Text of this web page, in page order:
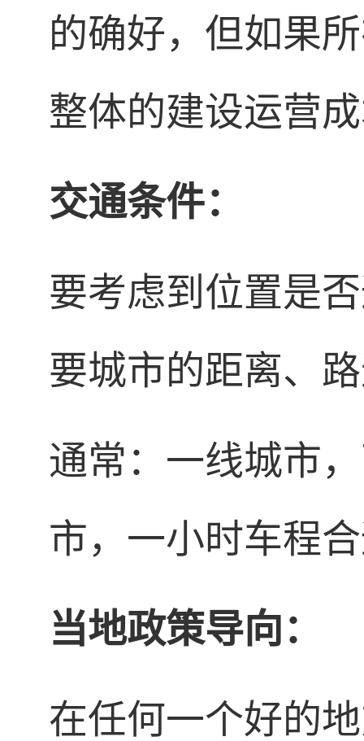
的确好，但如果
整体的建设运营
交通条件：
要考虑到位置是
要城市的距离、
通常：一线城市
市，一小时车程
当地政策导向：
在任何一个好的